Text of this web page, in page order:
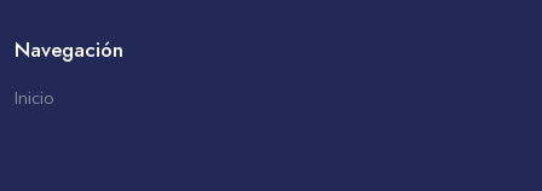
Navegación
Inicio